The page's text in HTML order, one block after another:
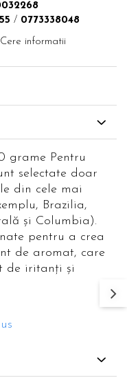
/ 0773338048
Cere informatii
grame Pentru
selectate doar
din cele mai
Brazilia,
și Columbia).
pentru a crea
de aromat, care
de iritanți și